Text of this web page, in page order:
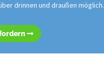
drinnen und draußen möglich.